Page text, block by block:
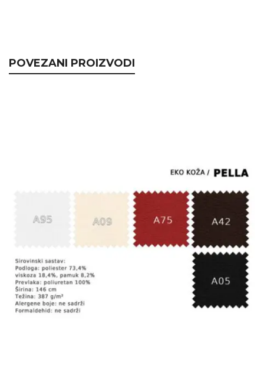
POVEZANI PROIZVODI